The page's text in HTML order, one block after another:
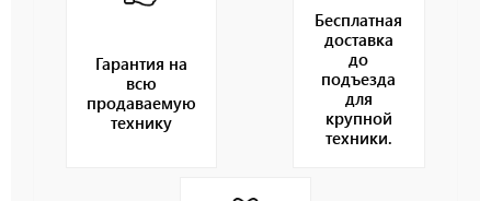
Гарантия на
всю
продаваемую
технику
Бесплатная
доставка
до
подъезда
для
крупной
техники.